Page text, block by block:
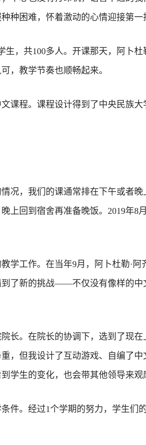
种困难，怀着激动的心情迎接第一
生，共100多人。开课那天，阿卜
，教学节奏也顺畅起来。
课程。课程设计得到了中央民族
况，我们的课通常排在下午或者
上回到宿舍再准备晚饭。2019年8
学工作。在当年9月，阿卜杜勒·阿
了新的挑战——不仅没有像样的中
长。在院长的协调下，选到了现
，但我设计了互动游戏、自编了
学生的变化，也会带其他领导来观
件。经过1个学期的努力，学生们